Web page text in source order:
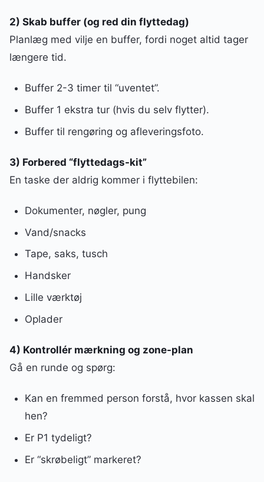
2) Skab buffer (og red din flyttedag)
Planlæg med vilje en buffer, fordi noget altid tager
længere tid.
Buffer 2-3 timer til “uventet”.
Buffer 1 ekstra tur (hvis du selv flytter).
Buffer til rengøring og afleveringsfoto.
3) Forbered “flyttedags-kit”
En taske der aldrig kommer i flyttebilen:
Dokumenter, nøgler, pung
Vand/snacks
Tape, saks, tusch
Handsker
Lille værktøj
Oplader
4) Kontrollér mærkning og zone-plan
Gå en runde og spørg:
Kan en fremmed person forstå, hvor kassen skal
hen?
Er P1 tydeligt?
Er “skrøbeligt” markeret?